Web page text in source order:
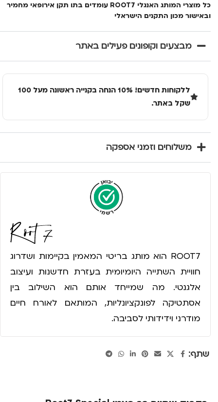
כל מוצרי המותג האנגלי ROOT7 עומדים בתו תקן אירופאי מחמיר
ובאישור מכון התקנים הישראלי
מבצעים וקופונים פעילים באתר
ללקוחות חדשים! 10% הנחה בקנייה ראשונה מעל 100
שקל באתר.
משלוחים וזמני אספקה
ROOT7 הוא מותג בריטי המאמין בקיימות ושדרוג
חוויית השתייה היומיומית בעזרת חדשנות ועיצוב
אלגנטי. מה שמייחד אותם הוא השילוב בין
אסתטיקה לפונקציונליות, המותאם לאורח חיים
מודרני וידידותי לסביבה.
שתף: